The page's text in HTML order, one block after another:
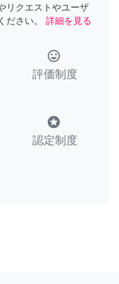
リクエストやユーザ
ださい。
詳細を見る
tag_faces
評価制度
stars
認定制度